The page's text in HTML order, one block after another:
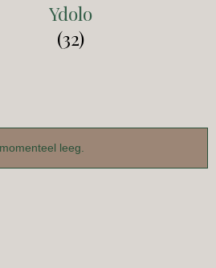
Ydolo
(32)
leeg.